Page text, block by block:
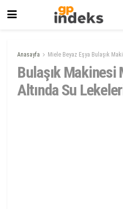
Anasayfa Miele Beyaz Eşya Bulaşık
Bulaşık Makinesi
Altında Su